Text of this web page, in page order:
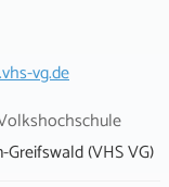
vg.de
(VHS VG)